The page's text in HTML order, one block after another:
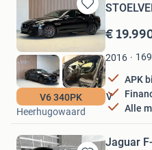
Bewaren
in
Mijn
Favorieten
V6 340PK
€
2016
APK
Alle
Global Automotive BV
Heerhugowaard
Jaguar